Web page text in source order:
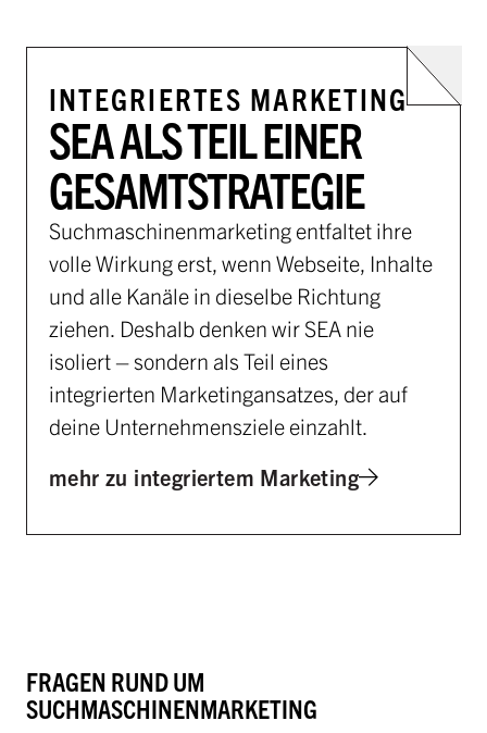
SEA ALS TEIL EINER
GESAMTSTRATEGIE
INTEGRIERTES MARKETING
Suchmaschinenmarketing entfaltet ihre
volle Wirkung erst, wenn Webseite, Inhalte
und alle Kanäle in dieselbe Richtung
ziehen. Deshalb denken wir SEA nie
isoliert – sondern als Teil eines
integrierten Marketingansatzes, der auf
deine Unternehmensziele einzahlt.
mehr zu integriertem Marketing
FRAGEN RUND UM
SUCHMASCHINENMARKETING